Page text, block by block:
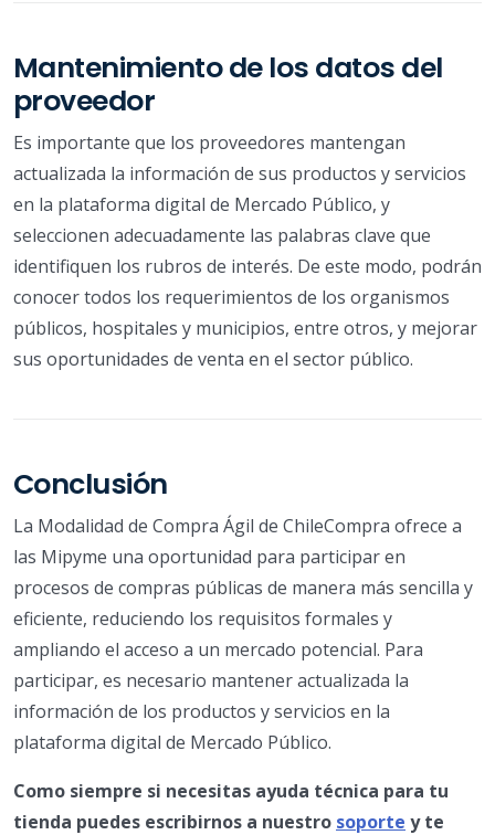
Mantenimiento de los datos del
proveedor
Es importante que los proveedores mantengan
actualizada la información de sus productos y servicios
en la plataforma digital de Mercado Público, y
seleccionen adecuadamente las palabras clave que
identifiquen los rubros de interés. De este modo, podrán
conocer todos los requerimientos de los organismos
públicos, hospitales y municipios, entre otros, y mejorar
sus oportunidades de venta en el sector público.
Conclusión
La Modalidad de Compra Ágil de ChileCompra ofrece a
las Mipyme una oportunidad para participar en
procesos de compras públicas de manera más sencilla y
eficiente, reduciendo los requisitos formales y
ampliando el acceso a un mercado potencial. Para
participar, es necesario mantener actualizada la
información de los productos y servicios en la
plataforma digital de Mercado Público.
Como siempre si necesitas ayuda técnica para tu
tienda puedes escribirnos a nuestro soporte y te